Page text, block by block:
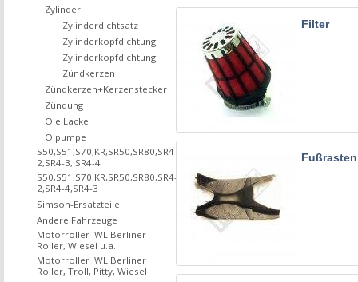
Filter
Zylinder
Zylinderdichtsatz
Zylinderkopfdichtung
Zylinderkopfdichtung
Zündkerzen
Zündkerzen+Kerzenstecker
Zündung
Öle Lacke
Ölpumpe
S50,S51,S70,KR,SR50,SR80,SR4-
2,SR4-3, SR4-4
S50,S51,S70,KR,SR50,SR80,SR4-
2,SR4-4,SR4-3
Simson-Ersatzteile
Andere Fahrzeuge
Motorroller IWL Berliner
Roller, Wiesel u.a.
Motorroller IWL Berliner
Roller, Troll, Pitty, Wiesel